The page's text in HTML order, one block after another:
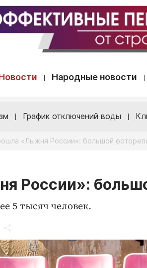
Народные новости
График отключений воды
«Лыжня России»: большой
России»:
5 тысяч человек.